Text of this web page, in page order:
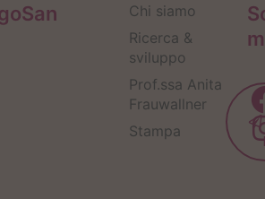
Chi siamo
Ricerca &
sviluppo
Prof.ssa Anita
Frauwallner
Stampa